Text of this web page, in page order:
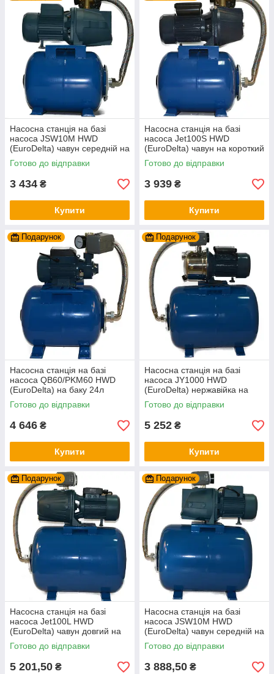
Насосна станція на базі
насоса JSW10M HWD
(EuroDelta) чавун середній на
баку 24л (гарантія 2 роки)
Готово до відправки
3 434 ₴
Купити
Насосна станція на базі
насоса Jet100S HWD
(EuroDelta) чавун на короткий
баку 24л (гарантія 2 роки)
Готово до відправки
3 939 ₴
Купити
Подарунок
Насосна станція на базі
насоса QB60/PKM60 HWD
(EuroDelta) на баку 24л
(гарантія 2 роки)
Готово до відправки
4 646 ₴
Купити
Подарунок
Насосна станція на базі
насоса JY1000 HWD
(EuroDelta) нержавійка на
баку 50л (гарантія 2 роки)
Готово до відправки
5 252 ₴
Купити
Подарунок
Насосна станція на базі
насоса Jet100L HWD
(EuroDelta) чавун довгий на
баку 50л (гарантія 2 роки)
Готово до відправки
5 201,50 ₴
Подарунок
Насосна станція на базі
насоса JSW10M HWD
(EuroDelta) чавун середній на
баку 50л (гарантія 2 роки)
Готово до відправки
3 888,50 ₴